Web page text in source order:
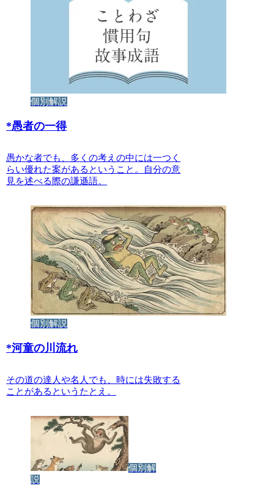
個別解説
*愚者の一得
愚かな者でも、多くの考えの中には一つく
らい優れた案があるということ。自分の意
見を述べる際の謙遜語。
個別解説
*河童の川流れ
その道の達人や名人でも、時には失敗する
ことがあるというたとえ。
個別解
説